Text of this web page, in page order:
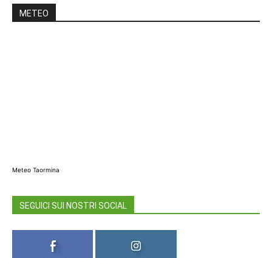
METEO
Meteo Taormina
SEGUICI SUI NOSTRI SOCIAL